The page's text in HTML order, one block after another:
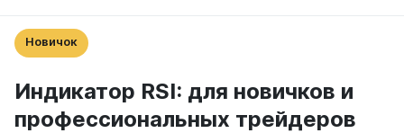
Новичок
Индикатор RSI: для новичков и
профессиональных трейдеров